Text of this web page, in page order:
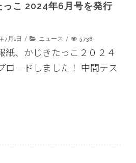
っこ 2024年6月号を発行
7月1日 ニュース 5736
紙、かじきたっこ２０２４
ロードしました！ 中間テス